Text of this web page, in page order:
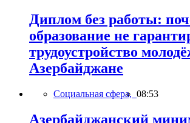
Диплом без работы:
образование не
трудоустройство
Азербайджане
Социальная сфера, 08:53
Азербайджанский